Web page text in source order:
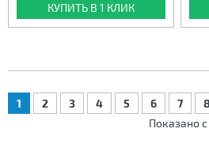
КУПИТЬ В 1 КЛИК
1 2 3 4 5 6 7 8
Показано с